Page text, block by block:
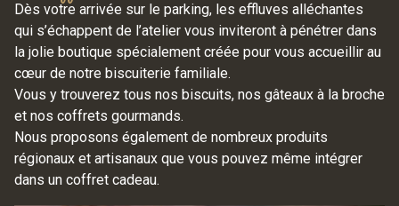
Dès votre arrivée sur le parking, les effluves alléchantes
qui s’échappent de l’atelier vous inviteront à pénétrer dans
la jolie boutique spécialement créée pour vous accueillir au
cœur de notre biscuiterie familiale.
Vous y trouverez tous nos biscuits, nos gâteaux à la broche
et nos coffrets gourmands.
Nous proposons également de nombreux produits
régionaux et artisanaux que vous pouvez même intégrer
dans un coffret cadeau.